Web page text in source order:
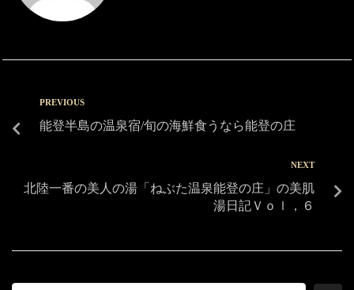
PREVIOUS
能登半島の温泉宿/旬の海鮮食うなら能登の庄
NEXT
北陸一番の美人の湯「ねぶた温泉能登の庄」の美肌
湯日記Ｖｏｌ，６